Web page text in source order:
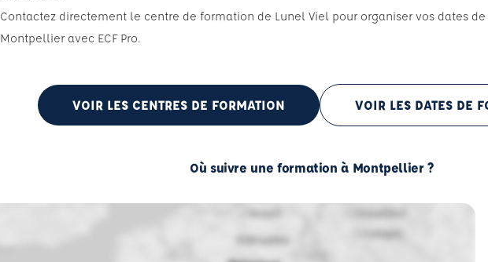
Contactez directement le centre de formation de Lunel Viel pour organiser vos dates
Montpellier avec ECF Pro.
VOIR LES CENTRES DE FORMATION VOIR LES DATES DE
Où suivre une formation à Montpellier ?